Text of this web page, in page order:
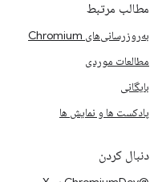
مطالب مرتبط
به‌روزرسانی‌های Chromium
مطالعات موردی
بایگانی
پادکست ها و نمایش ها
دنبال کردن